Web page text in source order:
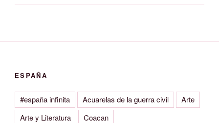
ESPAÑA
#españa infinita Acuarelas de la guerra civil
Arte
Arte y Literatura
Coacan